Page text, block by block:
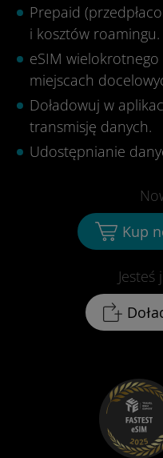
Prepaid
i kosztów roamingu.
eSIM
miejscach
Doładowuj w
transmisję danych.
Udostępnianie
Kup